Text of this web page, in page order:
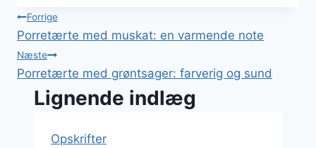
Indlægsnavigation
Forrige
Porretærte med muskat: en varmende note
Næste
Porretærte med grøntsager: farverig og sund
Lignende indlæg
Opskrifter